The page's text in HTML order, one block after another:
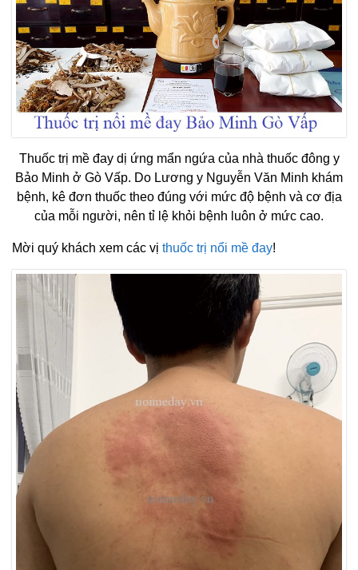
Thuốc trị mề đay dị ứng mẩn ngứa của nhà thuốc đông y
Bảo Minh ở Gò Vấp. Do Lương y Nguyễn Văn Minh khám
bệnh, kê đơn thuốc theo đúng với mức độ bệnh và cơ địa
của mỗi người, nên tỉ lệ khỏi bệnh luôn ở mức cao.
Mời quý khách xem các vị thuốc trị nổi mề đay!